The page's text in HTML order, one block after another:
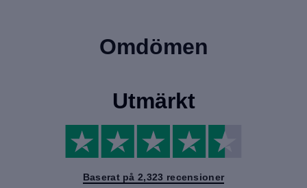
Omdömen
Utmärkt
Baserat på 2,323 recensioner